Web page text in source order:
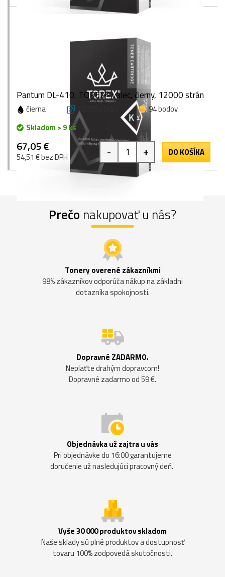
Pantum DL-410, TOREX® valec, čierny, 12000 strán
čierna 12000 strán
94 bodov
Skladom > 9 ks
67,05 €
54,51 € bez DPH - + DO KOŠÍKA
Prečo nakupovať u nás?
Tonery overené zákazníkmi
98% zákazníkov odporúča nákup na základni
dotazníka spokojnosti.
Dopravné ZADARMO.
Neplaťte drahým dopravcom!
Dopravné zadarmo od 59 €.
Objednávka už zajtra u vás
Pri objednávke do 16:00 garantujeme
doručenie už nasledujúci pracovný deň.
Vyše 30 000 produktov skladom
Naše sklady sú plné produktov a dostupnosť
tovaru 100% zodpovedá skutočnosti.